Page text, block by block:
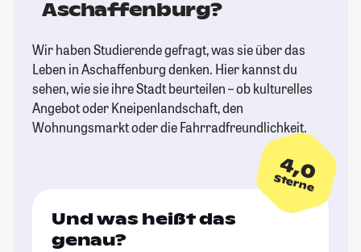
Aschaffenburg?
Wir haben Studierende gefragt, was sie über das
Leben in Aschaffenburg denken. Hier kannst du
sehen, wie sie ihre Stadt beurteilen – ob kulturelles
Angebot oder Kneipenlandschaft, den
Wohnungsmarkt oder die Fahrradfreundlichkeit.
4,0
Sterne
Und was heißt das
genau?